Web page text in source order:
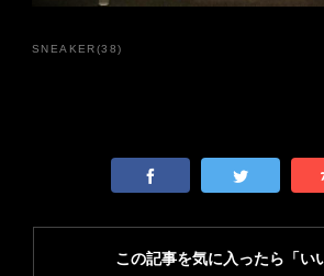
SNEAKER(38)